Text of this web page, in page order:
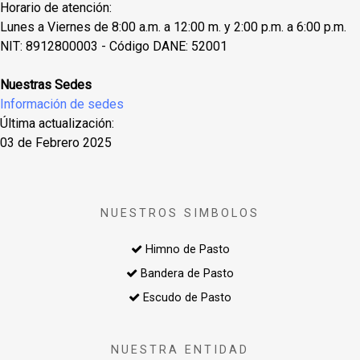
Horario de atención:
Lunes a Viernes de 8:00 a.m. a 12:00 m. y 2:00 p.m. a 6:00 p.m.
NIT: 8912800003 - Código DANE: 52001
Nuestras Sedes
Información de sedes
Última actualización:
03 de Febrero 2025
NUESTROS SIMBOLOS
Himno de Pasto
Bandera de Pasto
Escudo de Pasto
NUESTRA ENTIDAD